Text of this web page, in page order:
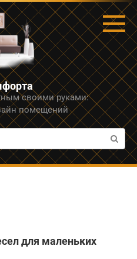
своими руками:
помещений
для маленьких